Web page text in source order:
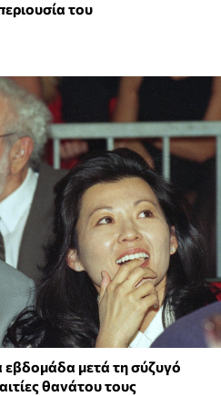
του
εβδομάδα μετά τη σύζυγό
θανάτου τους